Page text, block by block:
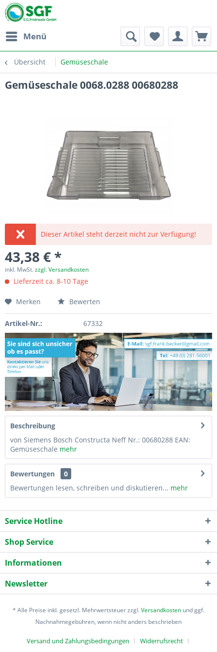
Menü
Übersicht Gemüseschale
Gemüseschale 0068.0288 00680288
Dieser Artikel steht derzeit nicht zur Verfügung!
43,38 € *
inkl. MwSt.zzgl. Versandkosten
Lieferzeit ca. 8-10 Tage
Merken Bewerten
Artikel-Nr.: 67332
Beschreibung
von Siemens Bosch Constructa Neff Nr.: 00680288 EAN:
Gemüseschale mehr
Bewertungen
0
Bewertungen lesen, schreiben und diskutieren... mehr
Service Hotline
Shop Service
Informationen
Newsletter
* Alle Preise inkl. gesetzl. Mehrwertsteuer zzgl.Versandkosten und ggf.
Nachnahmegebühren, wenn nicht anders beschrieben
Versand und Zahlungsbedingungen Widerrufsrecht